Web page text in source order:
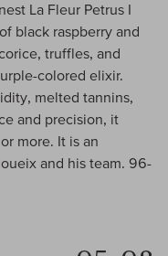
La Fleur Petrus I
black raspberry and
truffles, and
colored elixir.
melted tannins,
and precision, it
more. It is an
and his team. 96-